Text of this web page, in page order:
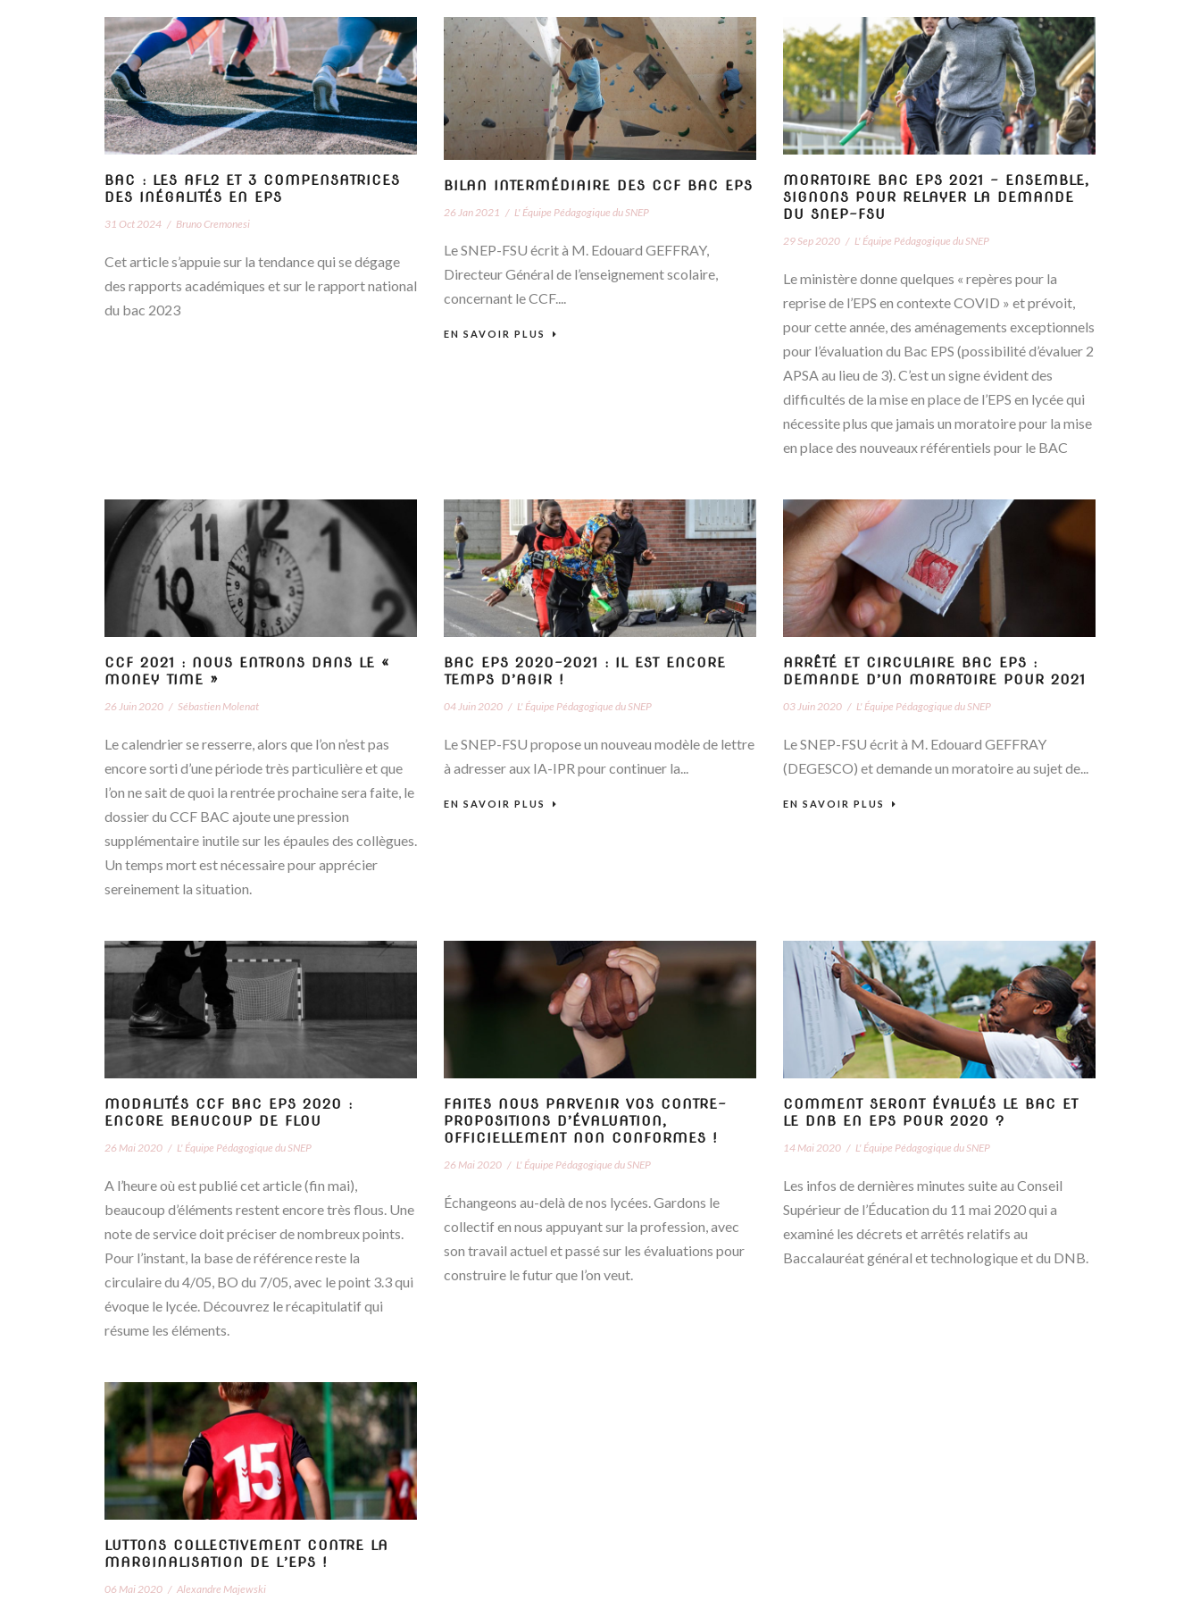
BAC : LES AFL2 ET 3 COMPENSATRICES
DES INÉGALITÉS EN EPS
31 Oct 2024 / Bruno Cremonesi
Cet article s’appuie sur la tendance qui se dégage
des rapports académiques et sur le rapport national
du bac 2023
BILAN INTERMÉDIAIRE DES CCF BAC EPS
26 Jan 2021 / L' Équipe Pédagogique du SNEP
Le SNEP-FSU écrit à M. Edouard GEFFRAY,
Directeur Général de l’enseignement scolaire,
concernant le CCF....
EN SAVOIR PLUS
MORATOIRE BAC EPS 2021 – ENSEMBLE,
SIGNONS POUR RELAYER LA DEMANDE
DU SNEP-FSU
29 Sep 2020 / L' Équipe Pédagogique du SNEP
Le ministère donne quelques « repères pour la
reprise de l’EPS en contexte COVID » et prévoit,
pour cette année, des aménagements exceptionnels
pour l’évaluation du Bac EPS (possibilité d’évaluer 2
APSA au lieu de 3). C’est un signe évident des
difficultés de la mise en place de l’EPS en lycée qui
nécessite plus que jamais un moratoire pour la mise
en place des nouveaux référentiels pour le BAC
CCF 2021 : NOUS ENTRONS DANS LE «
MONEY TIME »
26 Juin 2020 / Sébastien Molenat
Le calendrier se resserre, alors que l’on n’est pas
encore sorti d’une période très particulière et que
l’on ne sait de quoi la rentrée prochaine sera faite, le
dossier du CCF BAC ajoute une pression
supplémentaire inutile sur les épaules des collègues.
Un temps mort est nécessaire pour apprécier
sereinement la situation.
BAC EPS 2020-2021 : IL EST ENCORE
TEMPS D’AGIR !
04 Juin 2020 / L' Équipe Pédagogique du SNEP
Le SNEP-FSU propose un nouveau modèle de lettre
à adresser aux IA-IPR pour continuer la...
EN SAVOIR PLUS
ARRÊTÉ ET CIRCULAIRE BAC EPS :
DEMANDE D’UN MORATOIRE POUR 2021
03 Juin 2020 / L' Équipe Pédagogique du SNEP
Le SNEP-FSU écrit à M. Edouard GEFFRAY
(DEGESCO) et demande un moratoire au sujet de...
EN SAVOIR PLUS
MODALITÉS CCF BAC EPS 2020 :
ENCORE BEAUCOUP DE FLOU
26 Mai 2020 / L' Équipe Pédagogique du SNEP
A l’heure où est publié cet article (fin mai),
beaucoup d’éléments restent encore très flous. Une
note de service doit préciser de nombreux points.
Pour l’instant, la base de référence reste la
circulaire du 4/05, BO du 7/05, avec le point 3.3 qui
évoque le lycée. Découvrez le récapitulatif qui
résume les éléments.
FAITES NOUS PARVENIR VOS CONTRE-
PROPOSITIONS D’ÉVALUATION,
OFFICIELLEMENT NON CONFORMES !
26 Mai 2020 / L' Équipe Pédagogique du SNEP
Échangeons au-delà de nos lycées. Gardons le
collectif en nous appuyant sur la profession, avec
son travail actuel et passé sur les évaluations pour
construire le futur que l’on veut.
COMMENT SERONT ÉVALUÉS LE BAC ET
LE DNB EN EPS POUR 2020 ?
14 Mai 2020 / L' Équipe Pédagogique du SNEP
Les infos de dernières minutes suite au Conseil
Supérieur de l’Éducation du 11 mai 2020 qui a
examiné les décrets et arrêtés relatifs au
Baccalauréat général et technologique et du DNB.
LUTTONS COLLECTIVEMENT CONTRE LA
MARGINALISATION DE L’EPS !
06 Mai 2020 / Alexandre Majewski